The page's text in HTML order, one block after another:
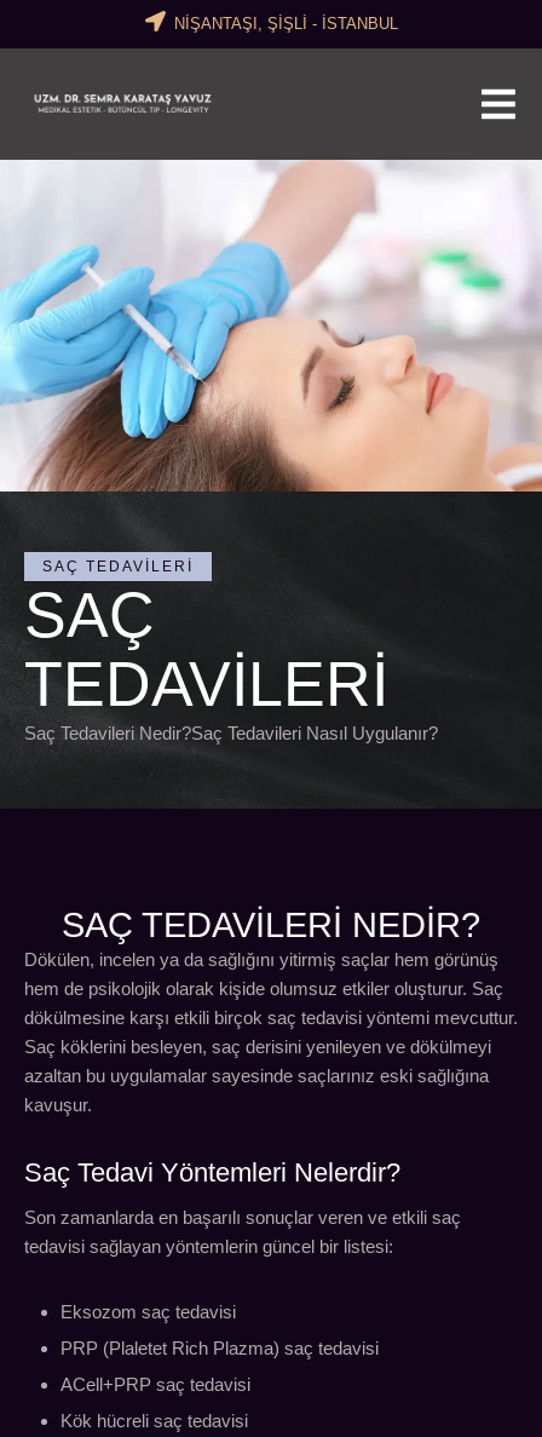
NİŞANTAŞI, ŞİŞLİ - İSTANBUL
SAÇ TEDAVILERI
SAÇ
TEDAVILERI
Saç Tedavileri Nedir?Saç Tedavileri Nasıl Uygulanır?
SAÇ TEDAVILERI NEDİR?
Dökülen, incelen ya da sağlığını yitirmiş saçlar hem görünüş
hem de psikolojik olarak kişide olumsuz etkiler oluşturur. Saç
dökülmesine karşı etkili birçok saç tedavisi yöntemi mevcuttur.
Saç köklerini besleyen, saç derisini yenileyen ve dökülmeyi
azaltan bu uygulamalar sayesinde saçlarınız eski sağlığına
kavuşur.
Saç Tedavi Yöntemleri Nelerdir?
Son zamanlarda en başarılı sonuçlar veren ve etkili saç
tedavisi sağlayan yöntemlerin güncel bir listesi:
Eksozom saç tedavisi
PRP (Plaletet Rich Plazma) saç tedavisi
ACell+PRP saç tedavisi
Kök hücreli saç tedavisi